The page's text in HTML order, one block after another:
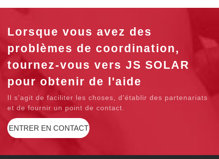
Lorsque vous avez des
problèmes de coordination,
tournez-vous vers JS SOLAR
pour obtenir de l'aide
Il s'agit de faciliter les choses, d'établir des partenariats
et de fournir un point de contact.
ENTRER EN CONTACT